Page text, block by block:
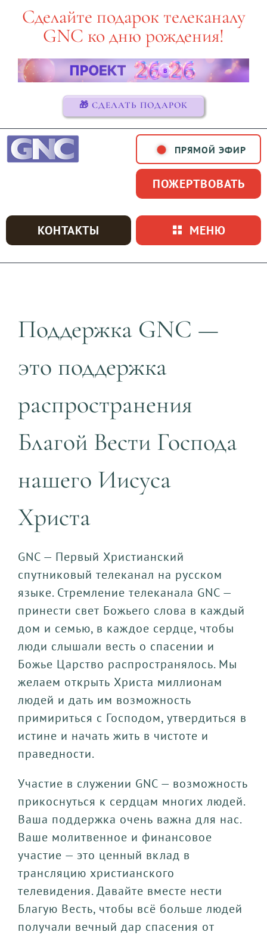
Сделайте подарок телеканалу
GNC ко дню рождения!
🎁 СДЕЛАТЬ ПОДАРОК
ПРЯМОЙ ЭФИР
ПОЖЕРТВОВАТЬ
КОНТАКТЫ МЕНЮ
Поддержка GNC —
это поддержка
распространения
Благой Вести Господа
нашего Иисуса
Христа
GNC — Первый Христианский
спутниковый телеканал на русском
языке. Стремление телеканала GNC —
принести свет Божьего слова в каждый
дом и семью, в каждое сердце, чтобы
люди слышали весть о спасении и
Божье Царство распространялось. Мы
желаем открыть Христа миллионам
людей и дать им возможность
примириться с Господом, утвердиться в
истине и начать жить в чистоте и
праведности.
Участие в служении GNC — возможность
прикоснуться к сердцам многих людей.
Ваша поддержка очень важна для нас.
Ваше молитвенное и финансовое
участие — это ценный вклад в
трансляцию христианского
телевидения. Давайте вместе нести
Благую Весть, чтобы всё больше людей
получали вечный дар спасения от